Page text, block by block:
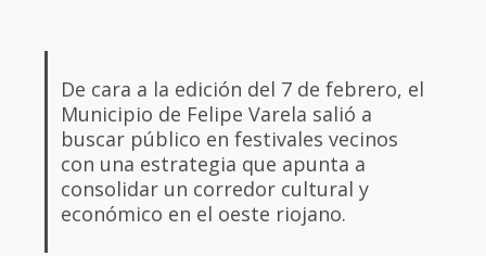
De cara a la edición del 7 de febrero, el
Municipio de Felipe Varela salió a
buscar público en festivales vecinos
con una estrategia que apunta a
consolidar un corredor cultural y
económico en el oeste riojano.